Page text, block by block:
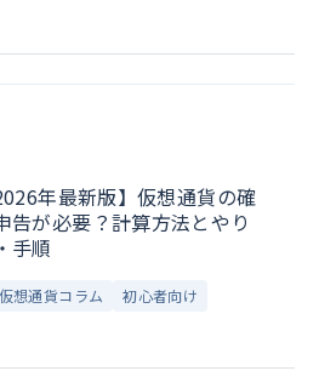
年最新版】仮想通貨の確
告が必要？計算方法とやり
手順
仮想通貨コラム
初心者向け